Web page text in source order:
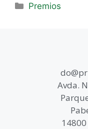
Premios
Avda.